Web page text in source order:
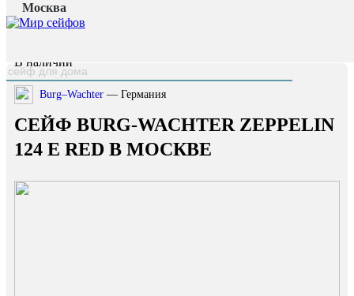
Москва
Главная страница
Каталог /
В наличии
Burg–Wachter — Германия
СЕЙФ BURG-WACHTER ZEPPELIN
124 E RED В МОСКВЕ